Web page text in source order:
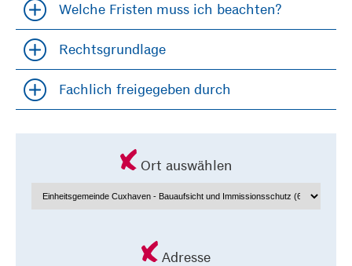
Accordion öfffnen und schließen
Welche Fristen muss ich beachten?
Accordion öfffnen und schließen
Rechtsgrundlage
Accordion öfffnen und schließen
Fachlich freigegeben durch
Ort auswählen
Adresse